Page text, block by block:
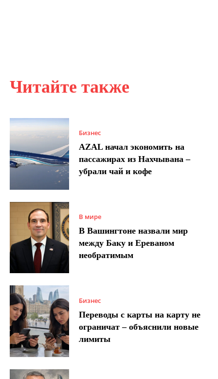
Читайте также
Бизнес
AZAL начал экономить на
пассажирах из Нахчывана –
убрали чай и кофе
В мире
В Вашингтоне назвали мир
между Баку и Ереваном
необратимым
Бизнес
Переводы с карты на карту не
ограничат – объяснили новые
лимиты